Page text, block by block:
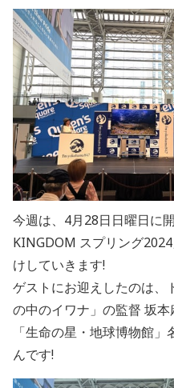
今週は、4月28日日曜日に
KINGDOM スプリング
けしていきます!
ゲストにお迎えしたのは、
の中のイワナ」の監督 坂
「生命の星・地球博物館
んです!